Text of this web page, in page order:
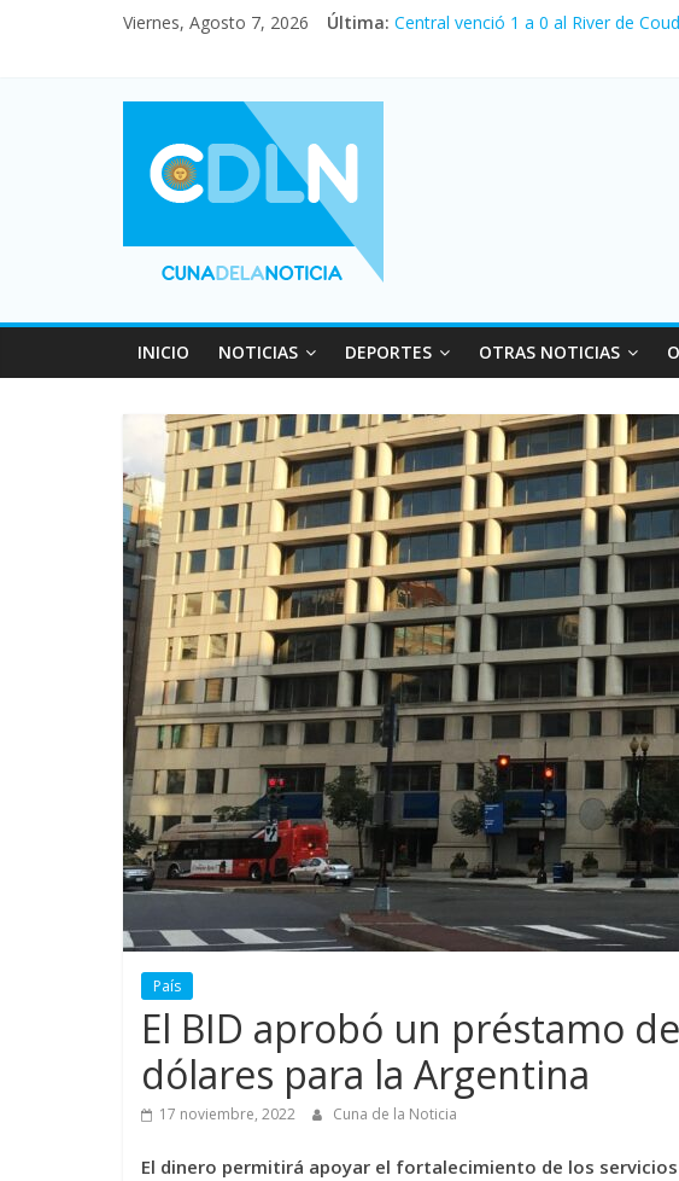
Viernes, Agosto 7, 2026 Última: Central venció 1 a 0 al River de
Vacaciones de invierno con más
Fuerte caída de la venta de autos
INICIO NOTICIAS DEPORTES OTRAS NOTICIAS
País
El BID aprobó un préstamo
dólares para la Argentina
17 noviembre, 2022 Cuna de la Noticia
El dinero permitirá apoyar el fortalecimiento de los